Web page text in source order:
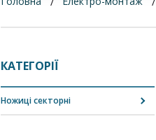
КАТЕГОРІЇ
Ножиці секторні